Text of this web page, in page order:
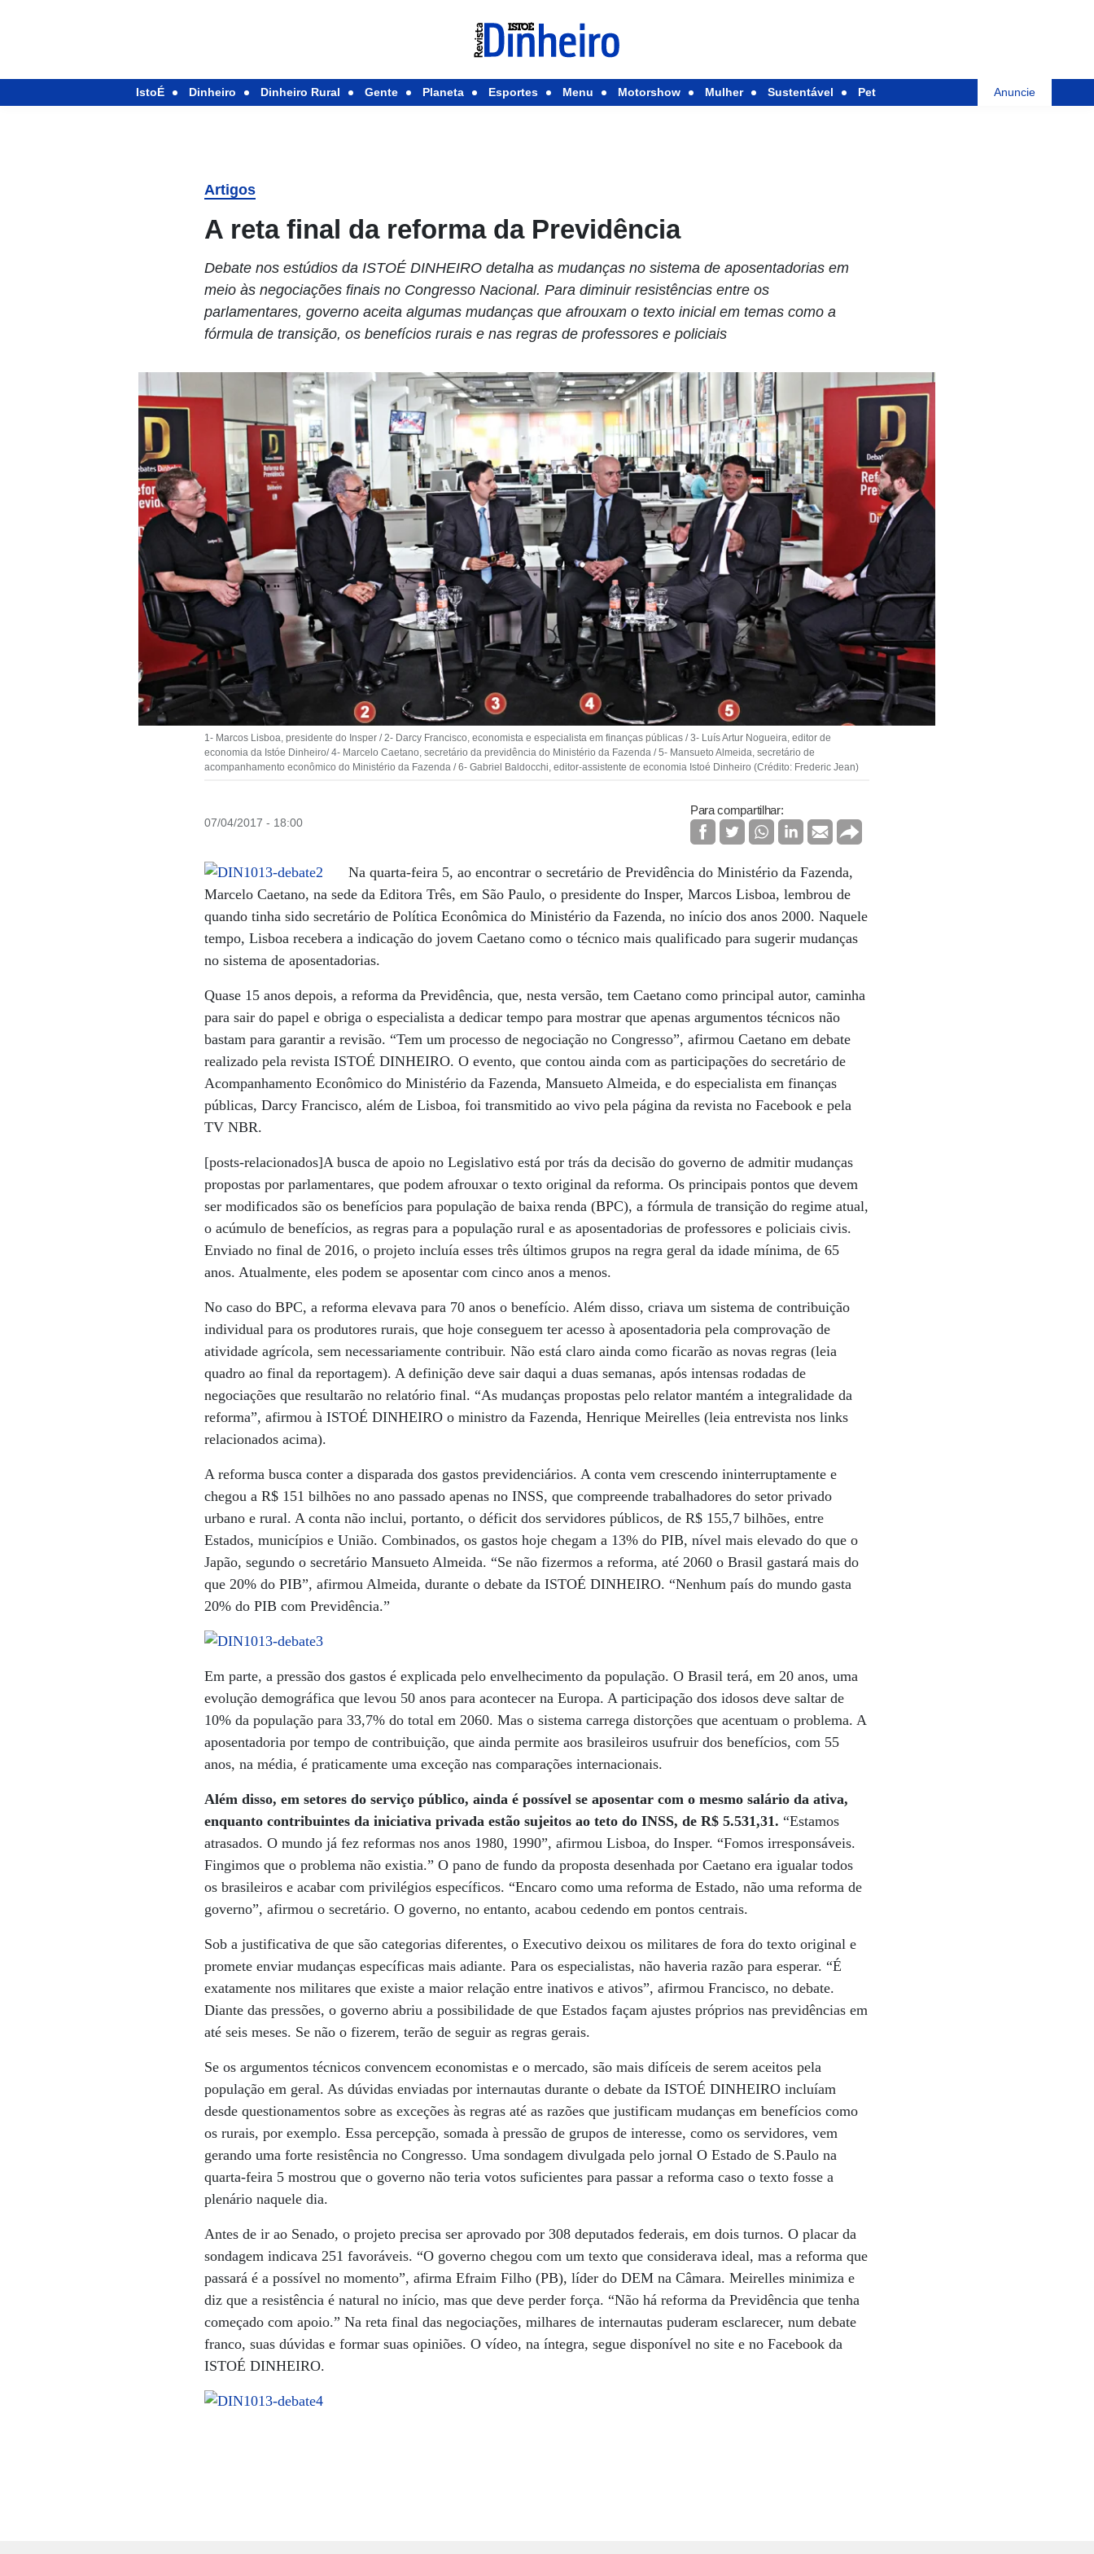
IstoÉ Dinheiro Dinheiro Rural Gente Planeta Esportes Menu Motorshow Mulher Sustentável Pet Anuncie
Artigos
A reta final da reforma da Previdência
Debate nos estúdios da ISTOÉ DINHEIRO detalha as mudanças no sistema de aposentadorias em
meio às negociações finais no Congresso Nacional. Para diminuir resistências entre os
parlamentares, governo aceita algumas mudanças que afrouxam o texto inicial em temas como a
fórmula de transição, os benefícios rurais e nas regras de professores e policiais
1- Marcos Lisboa, presidente do Insper / 2- Darcy Francisco, economista e especialista em finanças públicas / 3- Luís Artur Nogueira, editor de
economia da Istóe Dinheiro/ 4- Marcelo Caetano, secretário da previdência do Ministério da Fazenda / 5- Mansueto Almeida, secretário de
acompanhamento econômico do Ministério da Fazenda / 6- Gabriel Baldocchi, editor-assistente de economia Istoé Dinheiro (Crédito: Frederic Jean)
07/04/2017 - 18:00
Para compartilhar:
Na quarta-feira 5, ao encontrar o secretário de Previdência do Ministério da Fazenda,
Marcelo Caetano, na sede da Editora Três, em São Paulo, o presidente do Insper, Marcos Lisboa, lembrou de
quando tinha sido secretário de Política Econômica do Ministério da Fazenda, no início dos anos 2000. Naquele
tempo, Lisboa recebera a indicação do jovem Caetano como o técnico mais qualificado para sugerir mudanças
no sistema de aposentadorias.
Quase 15 anos depois, a reforma da Previdência, que, nesta versão, tem Caetano como principal autor, caminha
para sair do papel e obriga o especialista a dedicar tempo para mostrar que apenas argumentos técnicos não
bastam para garantir a revisão. “Tem um processo de negociação no Congresso”, afirmou Caetano em debate
realizado pela revista ISTOÉ DINHEIRO. O evento, que contou ainda com as participações do secretário de
Acompanhamento Econômico do Ministério da Fazenda, Mansueto Almeida, e do especialista em finanças
públicas, Darcy Francisco, além de Lisboa, foi transmitido ao vivo pela página da revista no Facebook e pela
TV NBR.
[posts-relacionados]A busca de apoio no Legislativo está por trás da decisão do governo de admitir mudanças
propostas por parlamentares, que podem afrouxar o texto original da reforma. Os principais pontos que devem
ser modificados são os benefícios para população de baixa renda (BPC), a fórmula de transição do regime atual,
o acúmulo de benefícios, as regras para a população rural e as aposentadorias de professores e policiais civis.
Enviado no final de 2016, o projeto incluía esses três últimos grupos na regra geral da idade mínima, de 65
anos. Atualmente, eles podem se aposentar com cinco anos a menos.
No caso do BPC, a reforma elevava para 70 anos o benefício. Além disso, criava um sistema de contribuição
individual para os produtores rurais, que hoje conseguem ter acesso à aposentadoria pela comprovação de
atividade agrícola, sem necessariamente contribuir. Não está claro ainda como ficarão as novas regras (leia
quadro ao final da reportagem). A definição deve sair daqui a duas semanas, após intensas rodadas de
negociações que resultarão no relatório final. “As mudanças propostas pelo relator mantém a integralidade da
reforma”, afirmou à ISTOÉ DINHEIRO o ministro da Fazenda, Henrique Meirelles (leia entrevista nos links
relacionados acima).
A reforma busca conter a disparada dos gastos previdenciários. A conta vem crescendo ininterruptamente e
chegou a R$ 151 bilhões no ano passado apenas no INSS, que compreende trabalhadores do setor privado
urbano e rural. A conta não inclui, portanto, o déficit dos servidores públicos, de R$ 155,7 bilhões, entre
Estados, municípios e União. Combinados, os gastos hoje chegam a 13% do PIB, nível mais elevado do que o
Japão, segundo o secretário Mansueto Almeida. “Se não fizermos a reforma, até 2060 o Brasil gastará mais do
que 20% do PIB”, afirmou Almeida, durante o debate da ISTOÉ DINHEIRO. “Nenhum país do mundo gasta
20% do PIB com Previdência.”
Em parte, a pressão dos gastos é explicada pelo envelhecimento da população. O Brasil terá, em 20 anos, uma
evolução demográfica que levou 50 anos para acontecer na Europa. A participação dos idosos deve saltar de
10% da população para 33,7% do total em 2060. Mas o sistema carrega distorções que acentuam o problema. A
aposentadoria por tempo de contribuição, que ainda permite aos brasileiros usufruir dos benefícios, com 55
anos, na média, é praticamente uma exceção nas comparações internacionais.
Além disso, em setores do serviço público, ainda é possível se aposentar com o mesmo salário da ativa,
enquanto contribuintes da iniciativa privada estão sujeitos ao teto do INSS, de R$ 5.531,31. “Estamos
atrasados. O mundo já fez reformas nos anos 1980, 1990”, afirmou Lisboa, do Insper. “Fomos irresponsáveis.
Fingimos que o problema não existia.” O pano de fundo da proposta desenhada por Caetano era igualar todos
os brasileiros e acabar com privilégios específicos. “Encaro como uma reforma de Estado, não uma reforma de
governo”, afirmou o secretário. O governo, no entanto, acabou cedendo em pontos centrais.
Sob a justificativa de que são categorias diferentes, o Executivo deixou os militares de fora do texto original e
promete enviar mudanças específicas mais adiante. Para os especialistas, não haveria razão para esperar. “É
exatamente nos militares que existe a maior relação entre inativos e ativos”, afirmou Francisco, no debate.
Diante das pressões, o governo abriu a possibilidade de que Estados façam ajustes próprios nas previdências em
até seis meses. Se não o fizerem, terão de seguir as regras gerais.
Se os argumentos técnicos convencem economistas e o mercado, são mais difíceis de serem aceitos pela
população em geral. As dúvidas enviadas por internautas durante o debate da ISTOÉ DINHEIRO incluíam
desde questionamentos sobre as exceções às regras até as razões que justificam mudanças em benefícios como
os rurais, por exemplo. Essa percepção, somada à pressão de grupos de interesse, como os servidores, vem
gerando uma forte resistência no Congresso. Uma sondagem divulgada pelo jornal O Estado de S.Paulo na
quarta-feira 5 mostrou que o governo não teria votos suficientes para passar a reforma caso o texto fosse a
plenário naquele dia.
Antes de ir ao Senado, o projeto precisa ser aprovado por 308 deputados federais, em dois turnos. O placar da
sondagem indicava 251 favoráveis. “O governo chegou com um texto que considerava ideal, mas a reforma que
passará é a possível no momento”, afirma Efraim Filho (PB), líder do DEM na Câmara. Meirelles minimiza e
diz que a resistência é natural no início, mas que deve perder força. “Não há reforma da Previdência que tenha
começado com apoio.” Na reta final das negociações, milhares de internautas puderam esclarecer, num debate
franco, suas dúvidas e formar suas opiniões. O vídeo, na íntegra, segue disponível no site e no Facebook da
ISTOÉ DINHEIRO.